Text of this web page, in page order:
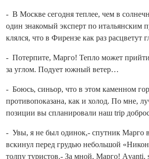
- В Москве се­го­дня теплее, чем в
один знакомый эксперт по итальянским
клялся, что в Фирензе как раз расцветут
- Потерпите, Марго! Тепло может прийти
за углом. Подует южный ветер…
- Боюсь, синьор, что в этом каменном
противопоказана, как и холод. По мне,
позиции вы спланировали наш trip
- Увы, я не был одинок,- спутник Марго
вскинул перед грудью небольшой
толпу туристов.- За мной, Марго! Аvanti,